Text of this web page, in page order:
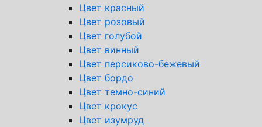
Цвет красный
Цвет розовый
Цвет голубой
Цвет винный
Цвет персиково-бежевый
Цвет бордо
Цвет темно-синий
Цвет крокус
Цвет изумруд